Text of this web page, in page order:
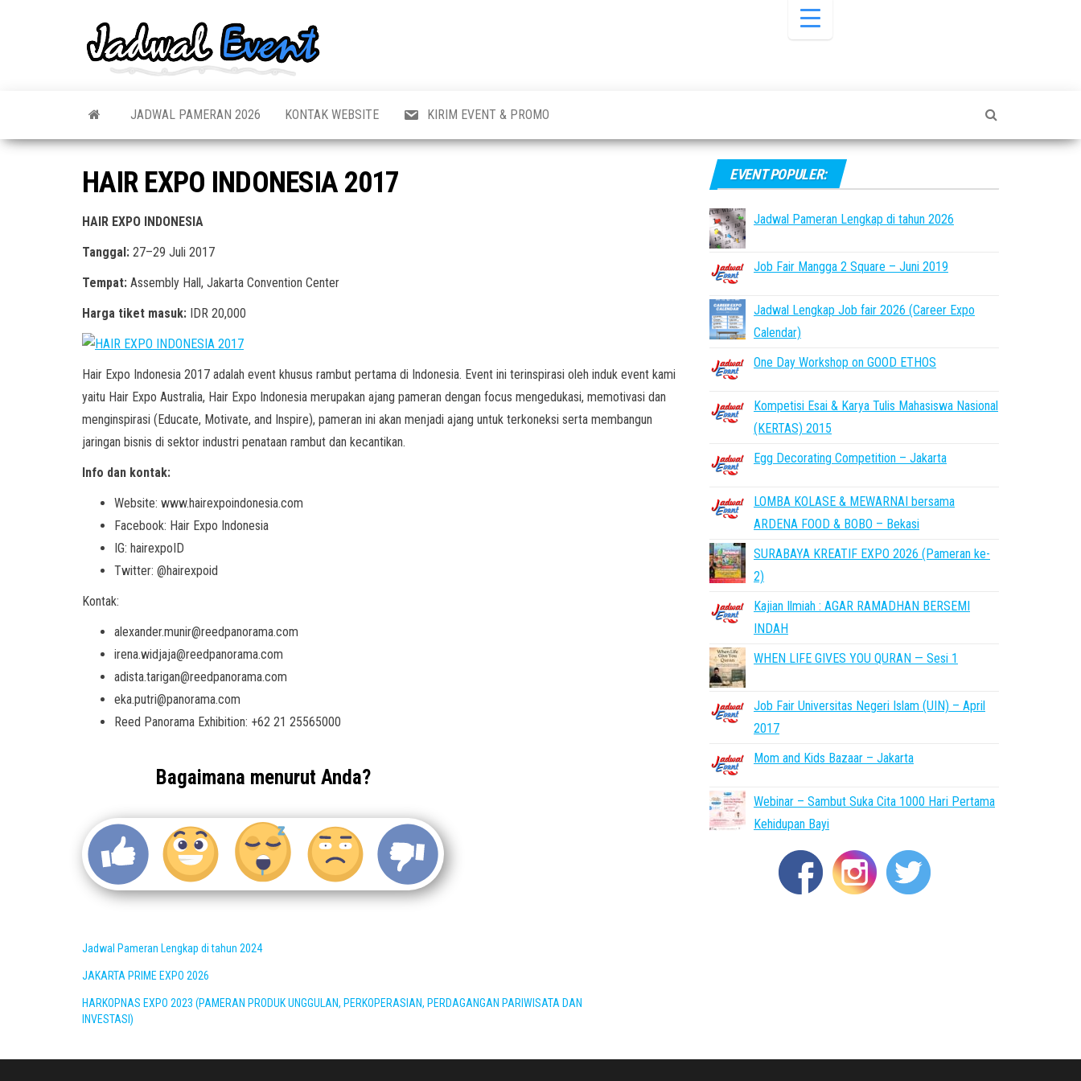
Pameran,
Acara &
Terbaru
Seminar,
Bazaar,
Job Fair,
Lomba dll.
JADWAL PAMERAN 2026 KONTAK WEBSITE KIRIM EVENT & PROMO
HAIR EXPO INDONESIA 2017
HAIR EXPO INDONESIA
Tanggal: 27–29 Juli 2017
Tempat: Assembly Hall, Jakarta Convention Center
Harga tiket masuk: IDR 20,000
Hair Expo Indonesia 2017 adalah event khusus rambut pertama di Indonesia. Event ini terinspirasi oleh induk event kami
yaitu Hair Expo Australia, Hair Expo Indonesia merupakan ajang pameran dengan focus mengedukasi, memotivasi dan
menginspirasi (Educate, Motivate, and Inspire), pameran ini akan menjadi ajang untuk terkoneksi serta membangun
jaringan bisnis di sektor industri penataan rambut dan kecantikan.
Info dan kontak:
Website: www.hairexpoindonesia.com
Facebook: Hair Expo Indonesia
IG: hairexpoID
Twitter: @hairexpoid
Kontak:
alexander.munir@reedpanorama.com
irena.widjaja@reedpanorama.com
adista.tarigan@reedpanorama.com
eka.putri@panorama.com
Reed Panorama Exhibition: +62 21 25565000
Bagaimana menurut Anda?
Jadwal Pameran Lengkap di tahun 2024
JAKARTA PRIME EXPO 2026
HARKOPNAS EXPO 2023 (PAMERAN PRODUK UNGGULAN, PERKOPERASIAN, PERDAGANGAN PARIWISATA DAN
INVESTASI)
EVENT POPULER:
Jadwal Pameran Lengkap di tahun 2026
Job Fair Mangga 2 Square – Juni 2019
Jadwal Lengkap Job fair 2026 (Career Expo
Calendar)
One Day Workshop on GOOD ETHOS
Kompetisi Esai & Karya Tulis Mahasiswa Nasional
(KERTAS) 2015
Egg Decorating Competition – Jakarta
LOMBA KOLASE & MEWARNAI bersama
ARDENA FOOD & BOBO – Bekasi
SURABAYA KREATIF EXPO 2026 (Pameran ke-
2)
Kajian Ilmiah : AGAR RAMADHAN BERSEMI
INDAH
WHEN LIFE GIVES YOU QURAN — Sesi 1
Job Fair Universitas Negeri Islam (UIN) – April
2017
Mom and Kids Bazaar – Jakarta
Webinar – Sambut Suka Cita 1000 Hari Pertama
Kehidupan Bayi